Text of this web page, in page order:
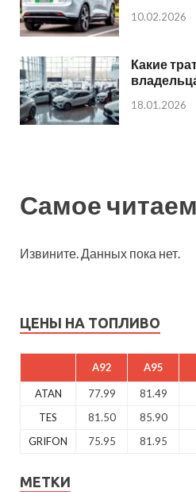
10.02.2026
Какие
18.01.2026
Самое
Извините. Данных пока нет.
ЦЕНЫ НА ТОПЛИВО
A92 A95
ATAN 77.99 81.49
TES
81.50 85.90
GRIFON
75.95 81.95
МЕТКИ